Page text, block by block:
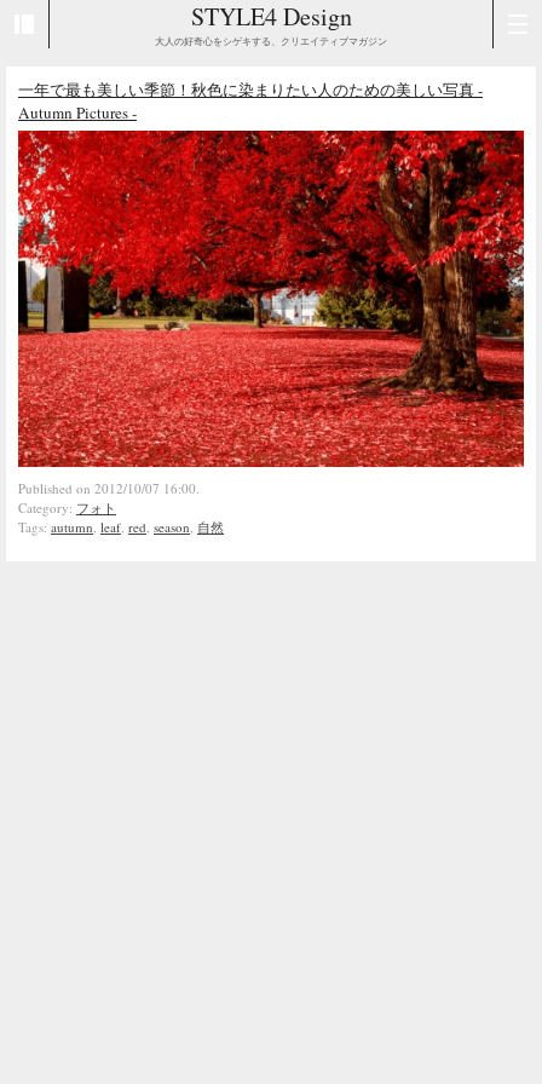
STYLE4 Design
大人の好奇心をシゲキする、クリエイティブマガジン
一年で最も美しい季節！秋色に染まりたい人のための美しい写真 -
Autumn Pictures -
Published on 2012/10/07 16:00.
Category: フォト
Tags: autumn, leaf, red, season, 自然